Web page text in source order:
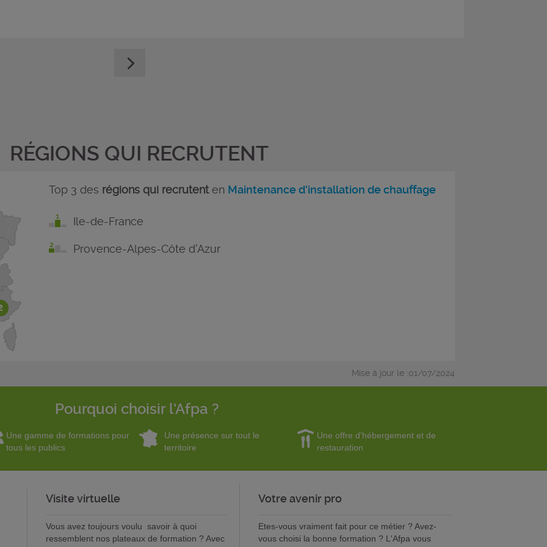
RÉGIONS QUI RECRUTENT
Top 3 des régions qui recrutenten Maintenance d'installation de chauffage
Ile-de-France
Provence-Alpes-Côte d'Azur
Mise à jour le :01/07/2024
Pourquoi choisir l'Afpa ?
Une gamme de formations pour
tous les publics
Une présence sur tout le
territoire
Une offre d'hébergement et de
restauration
Visite virtuelle
Vous avez toujours voulu savoir à quoi
ressemblent nos plateaux de formation ? Avec
Votre avenir pro
Etes-vous vraiment fait pour ce métier ? Avez-
vous choisi la bonne formation ? L'Afpa vous